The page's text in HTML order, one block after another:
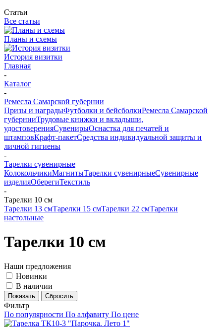
Статьи
Все статьи
Планы и схемы
История визитки
Главная
-
Каталог
-
Ремесла Самарской губернии
Призы и наградыФутболки и бейсболкиРемесла Самарской
губернииТрудовые книжки и вкладыши,
удостоверенияСувенирыОснастка для печатей и
штамповКрафт-пакетСредства индивидуальной защиты и
личной гигиены
-
Тарелки сувенирные
КолокольчикиМагнитыТарелки сувенирныеСувенирные
изделияОберегиТекстиль
-
Тарелки 10 см
Тарелки 13 смТарелки 15 смТарелки 22 смТарелки
настольные
Тарелки 10 см
Наши предложения
Новинки
В наличии
Сбросить
Фильтр
По популярности По алфавиту По цене